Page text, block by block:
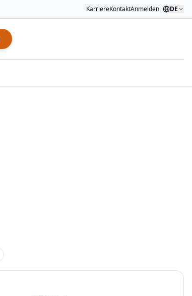
KarriereKontaktAnmelden| DE